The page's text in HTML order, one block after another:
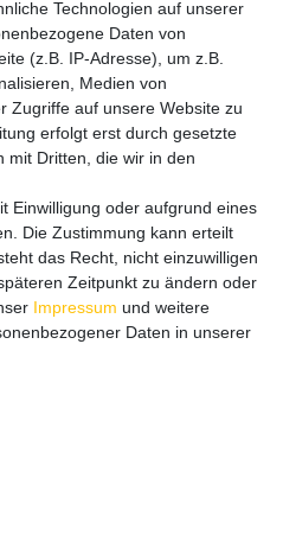
wir telefonisch wegen hoher
erreichbar sein sollten.
E-Mail mit Ihrer Telefonnummer
um Rückruf.
zurück.
folgenden Länder
(DE) ab 69 €
Technologien auf unserer
Daten von
(z.B. IP-Adresse), um z.B.
Medien von
Zugriffe auf unsere Website zu
erfolgt erst durch gesetzte
mit Dritten, die wir in den
Einwilligung oder aufgrund eines
Die Zustimmung kann erteilt
das Recht, nicht einzuwilligen
Zeitpunkt zu ändern oder
Impressum und weitere
Daten in unserer